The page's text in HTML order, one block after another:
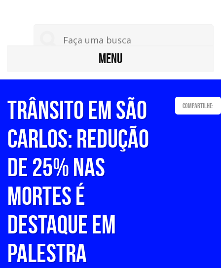
MENU
TRÂNSITO EM SÃO
CARLOS: REDUÇÃO
DE 25% NAS
MORTES É
DESTAQUE EM
PALESTRA
Compartilhe: